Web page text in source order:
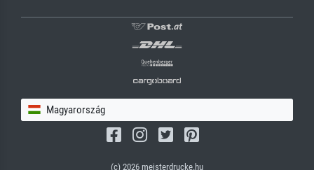
Magyarország
(c) 2026 meisterdrucke.hu